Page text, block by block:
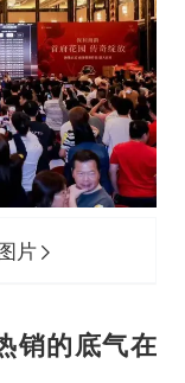
片
销的底气在